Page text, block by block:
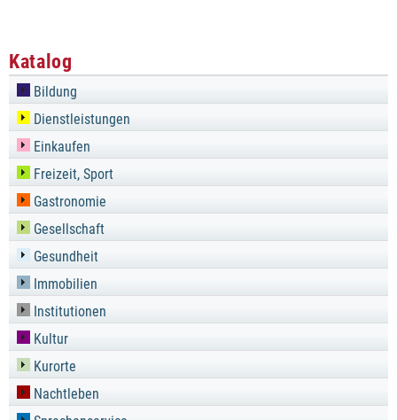
Katalog
Bildung
Dienstleistungen
Einkaufen
Freizeit, Sport
Gastronomie
Gesellschaft
Gesundheit
Immobilien
Institutionen
Kultur
Kurorte
Nachtleben